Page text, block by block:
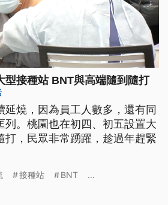
型接種站 BNT與高端隨到隨打
延燒，因為員工人數多，還有同
列。桃園也在初四、初五設置大
打，民眾非常踴躍，趁過年趕緊
接種站 BNT ...